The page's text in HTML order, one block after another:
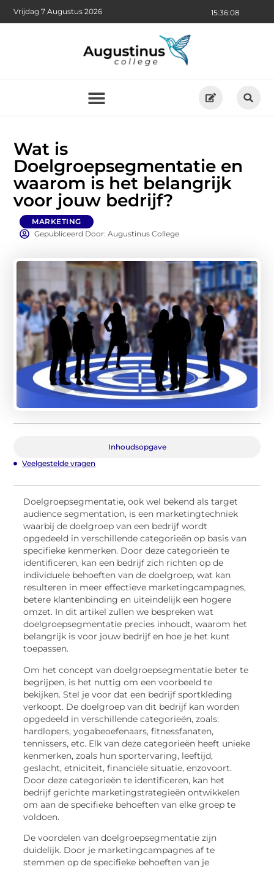
15:36:09
Vrijdag 7 Augustus 2026
Wat is
Doelgroepsegmentatie en
waarom is het belangrijk
voor jouw bedrijf?
MARKETING
Gepubliceerd Door: Augustinus College
Inhoudsopgave
Veelgestelde vragen
Doelgroepsegmentatie, ook wel bekend als target
audience segmentation, is een marketingtechniek
waarbij de doelgroep van een bedrijf wordt
opgedeeld in verschillende categorieën op basis van
specifieke kenmerken. Door deze categorieën te
identificeren, kan een bedrijf zich richten op de
individuele behoeften van de doelgroep, wat kan
resulteren in meer effectieve marketingcampagnes,
betere klantenbinding en uiteindelijk een hogere
omzet. In dit artikel zullen we bespreken wat
doelgroepsegmentatie precies inhoudt, waarom het
belangrijk is voor jouw bedrijf en hoe je het kunt
toepassen.
Om het concept van doelgroepsegmentatie beter te
begrijpen, is het nuttig om een voorbeeld te
bekijken. Stel je voor dat een bedrijf sportkleding
verkoopt. De doelgroep van dit bedrijf kan worden
opgedeeld in verschillende categorieën, zoals:
hardlopers, yogabeoefenaars, fitnessfanaten,
tennissers, etc. Elk van deze categorieën heeft unieke
kenmerken, zoals hun sportervaring, leeftijd,
geslacht, etniciteit, financiële situatie, enzovoort.
Door deze categorieën te identificeren, kan het
bedrijf gerichte marketingstrategieën ontwikkelen
om aan de specifieke behoeften van elke groep te
voldoen.
De voordelen van doelgroepsegmentatie zijn
duidelijk. Door je marketingcampagnes af te
stemmen op de specifieke behoeften van je